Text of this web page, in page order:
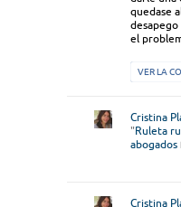
quedase
desapego
el
VER LA
Cristina
"Ruleta
abogados
Cristina